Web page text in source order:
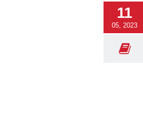
11
05, 2023